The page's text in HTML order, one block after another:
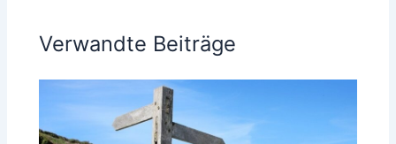
Verwandte Beiträge